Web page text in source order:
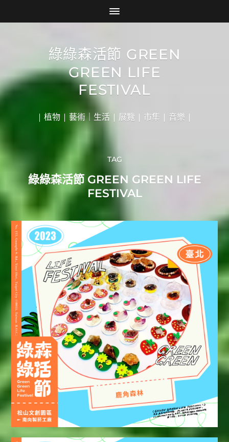
綠綠森活節 GREEN
GREEN LIFE
FESTIVAL
| 植物 | 藝術｜生活 | 展覽 | 市集 | 音樂 |
TAG
綠綠森活節 GREEN GREEN LIFE
FESTIVAL